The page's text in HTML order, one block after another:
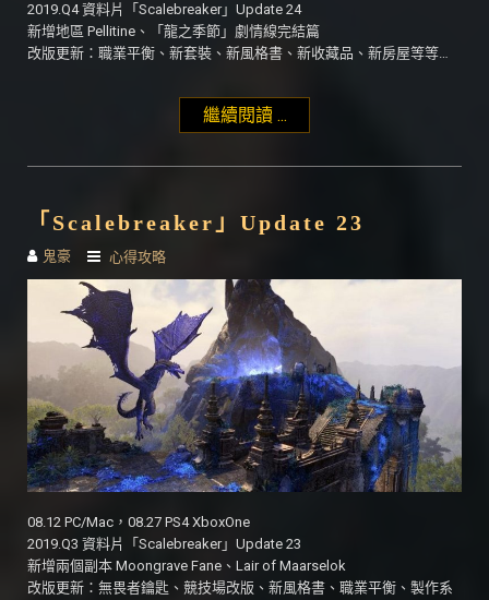
2019.Q4 資料片「Scalebreaker」Update 24
新增地區 Pellitine、「龍之季節」劇情線完結篇
改版更新：職業平衡、新套裝、新風格書、新收藏品、新房屋等等…
繼續閱讀 ...
「Scalebreaker」Update 23
鬼豪 心得攻略
08.12 PC/Mac，08.27 PS4 XboxOne
2019.Q3 資料片「Scalebreaker」Update 23
新增兩個副本 Moongrave Fane、Lair of Maarselok
改版更新：無畏者鑰匙、競技場改版、新風格書、職業平衡、製作系